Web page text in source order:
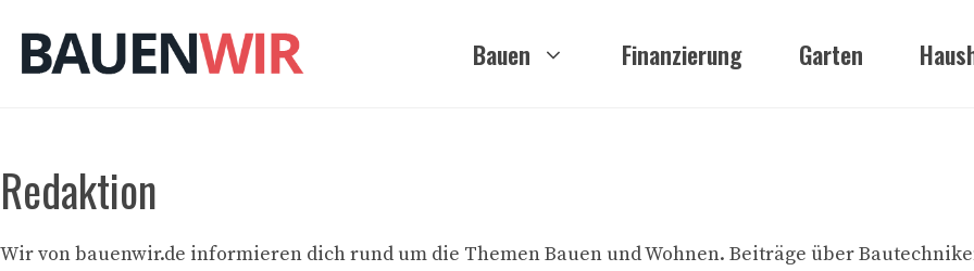
Inhalt
springen
Bauen Finanzierung Garten
Redaktion
Wir von bauenwir.de informieren dich rund um die Themen Bauen und Wohnen. Beiträge über